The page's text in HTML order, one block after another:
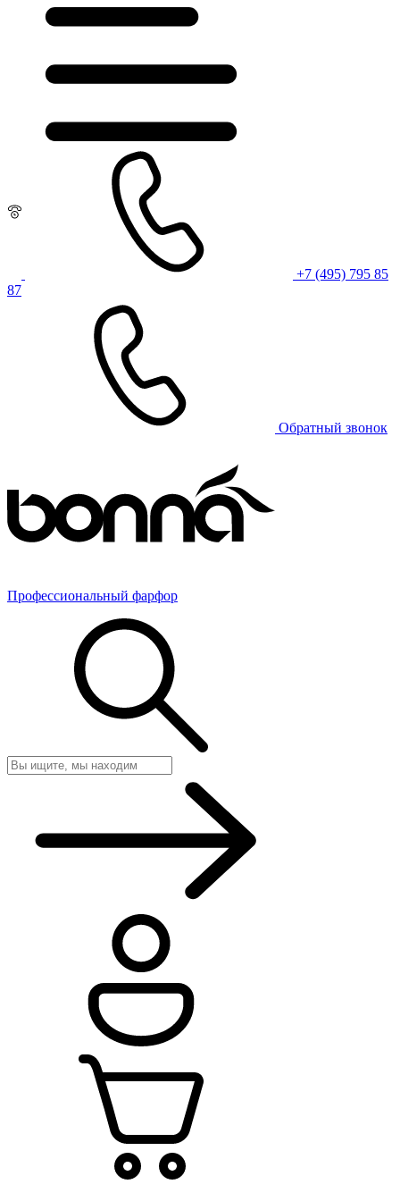
+7 (495) 795 85
87
Обратный звонок
Профессиональный фарфор